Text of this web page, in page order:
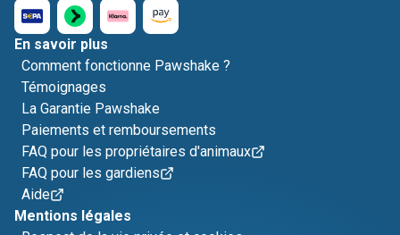
En savoir plus
Comment fonctionne Pawshake ?
Témoignages
La Garantie Pawshake
Paiements et remboursements
FAQ pour les propriétaires d'animaux
FAQ pour les gardiens
Aide
Mentions légales